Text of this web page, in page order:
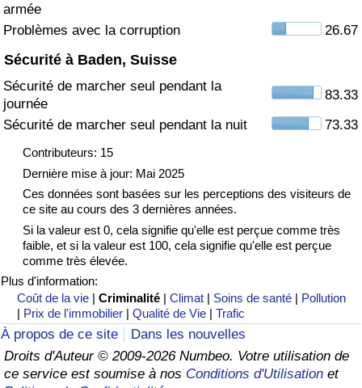
armée
Problèmes avec la corruption 26.67
Sécurité à Baden, Suisse
Sécurité de marcher seul pendant la
journée
83.33
Sécurité de marcher seul pendant la nuit
73.33
Contributeurs: 15
Dernière mise à jour: Mai 2025
Ces données sont basées sur les perceptions des visiteurs de
ce site au cours des 3 dernières années.
Si la valeur est 0, cela signifie qu'elle est perçue comme très
faible, et si la valeur est 100, cela signifie qu'elle est perçue
comme très élevée.
Plus d'information:
Coût de la vie |Criminalité |Climat | Soins de santé | Pollution
| Prix de l'immobilier |Qualité de Vie |Trafic
À propos de ce site
Dans les nouvelles
Droits d'Auteur © 2009-2026 Numbeo. Votre utilisation de
ce service est soumise à nos Conditions d'Utilisation et
Trafic
Indice de Trafic
Indice de Trafic (Actuel)
Indice de Trafic par Pays